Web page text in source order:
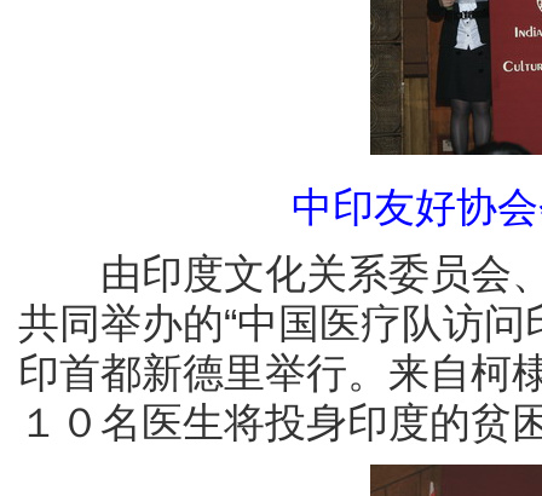
中印友好协
由印度文化关系委员会
共同举办的“中国医疗队访问
印首都新德里举行。来自柯
１０名医生将投身印度的贫